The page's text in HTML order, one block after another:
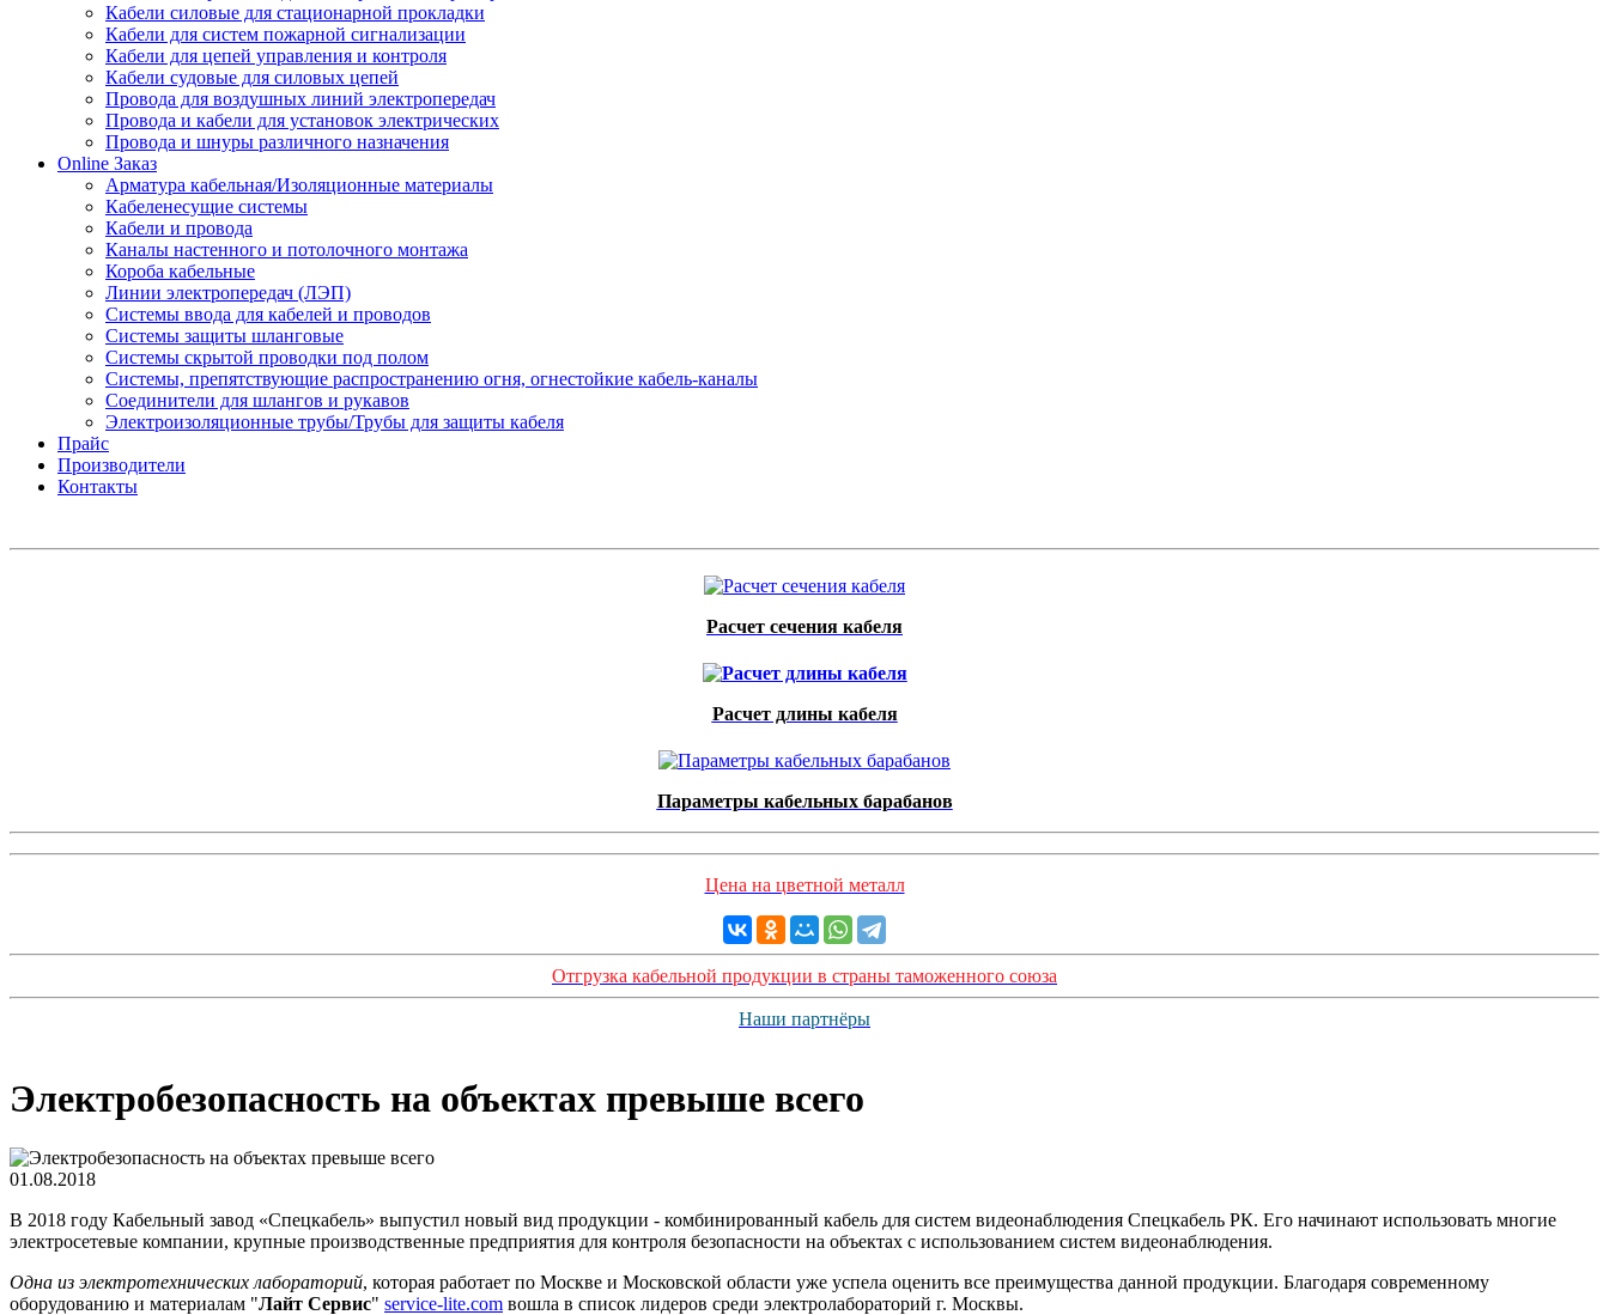
Кабели силовые для стационарной прокладки
Кабели для систем пожарной сигнализации
Кабели для цепей управления и контроля
Кабели судовые для силовых цепей
Провода для воздушных линий электропередач
Провода и кабели для установок электрических
Провода и шнуры различного назначения
Online Заказ
Арматура кабельная/Изоляционные материалы
Кабеленесущие системы
Кабели и провода
Каналы настенного и потолочного монтажа
Короба кабельные
Линии электропередач (ЛЭП)
Системы ввода для кабелей и проводов
Системы защиты шланговые
Системы скрытой проводки под полом
Системы, препятствующие распространению огня, огнестойкие кабель-каналы
Соединители для шлангов и рукавов
Электроизоляционные трубы/Трубы для защиты кабеля
Прайс
Производители
Контакты
Расчет сечения кабеля
Расчет длины кабеля
Параметры кабельных барабанов
Цена на цветной металл
Отгрузка кабельной продукции в страны таможенного союза
Наши партнёры
Электробезопасность на объектах превыше всего
01.08.2018
В 2018 году Кабельный завод «Спецкабель» выпустил новый вид продукции - комбинированный кабель для систем видеонаблюдения Спецкабель РК. Его начинают использовать многие
электросетевые компании, крупные производственные предприятия для контроля безопасности на объектах с использованием систем видеонаблюдения.
Одна из электротехнических лабораторий, которая работает по Москве и Московской области уже успела оценить все преимущества данной продукции. Благодаря современному
оборудованию и материалам "Лайт Сервис" service-lite.com вошла в список лидеров среди электролабораторий г. Москвы.